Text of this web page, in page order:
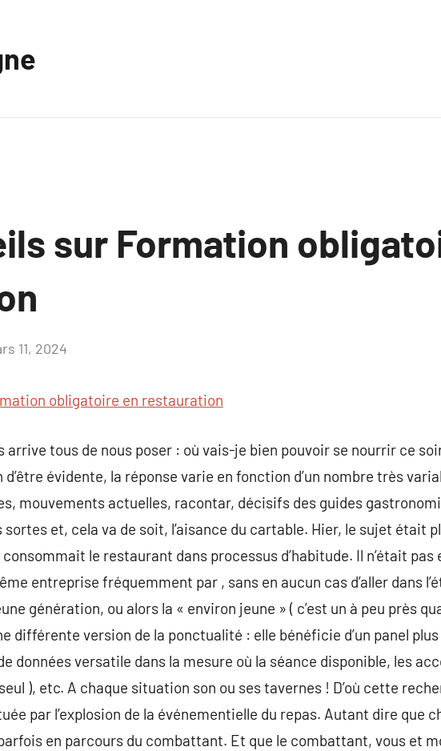
sur Formation
11, 2024
obligatoire en restauration
arrive tous de nous poser : où vais-je bien pouvoir se nourrir ce
d’être évidente, la réponse varie en fonction d’un nombre très
mouvements actuelles, racontar, décisifs des guides
et, cela va de soit, l’aisance du cartable. Hier, le sujet était
le restaurant dans processus d’habitude. Il n’était pas
entreprise fréquemment par , sans en aucun cas d’aller dans
génération, ou alors la « environ jeune » ( c’est un à peu près
différente version de la ponctualité : elle bénéficie d’un panel
données versatile dans la mesure où la séance disponible, les
), etc. A chaque situation son ou ses tavernes ! D’où cette
par l’explosion de la événementielle du repas. Autant dire que
en parcours du combattant. Et que le combattant, vous et